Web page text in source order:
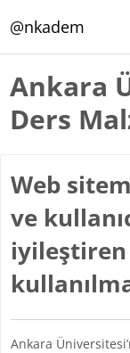
@nkadem
Ankara
Ders
Web
ve
Ankara